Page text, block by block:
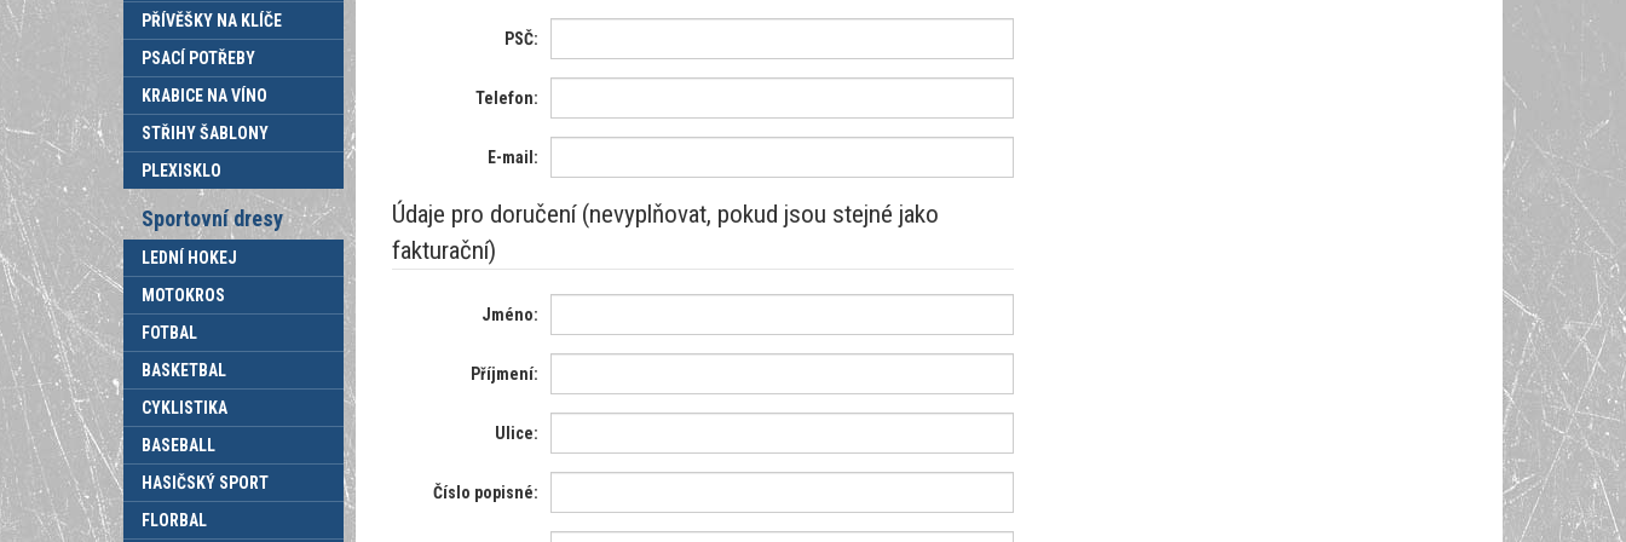
PŘÍVĚŠKY NA KLÍČE
PSACÍ POTŘEBY
KRABICE NA VÍNO
STŘIHY ŠABLONY
PLEXISKLO
Sportovní dresy
LEDNÍ HOKEJ
MOTOKROS
FOTBAL
BASKETBAL
CYKLISTIKA
BASEBALL
HASIČSKÝ SPORT
FLORBAL
PSČ:
Telefon:
E-mail:
Údaje pro doručení (nevyplňovat, pokud jsou stejné jako
fakturační)
Jméno:
Příjmení:
Ulice:
Číslo popisné: